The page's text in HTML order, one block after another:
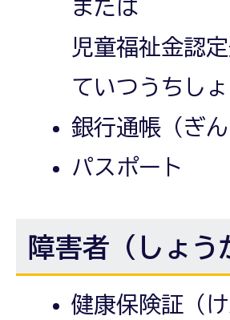
または
児童福祉金認
ていつうちしょ
銀行通帳（ぎ
パスポート
障害者（しょう
健康保険証（